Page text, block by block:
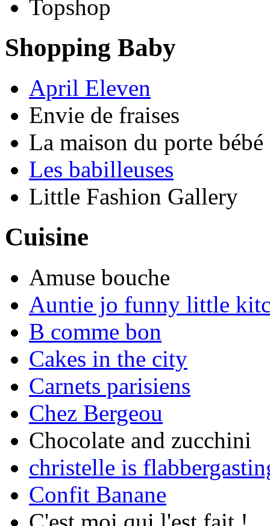
Topshop
Shopping Baby
April Eleven
Envie de fraises
La maison du porte bébé
Les babilleuses
Little Fashion Gallery
Cuisine
Amuse bouche
Auntie jo funny little
B comme bon
Cakes in the city
Carnets parisiens
Chez Bergeou
Chocolate and zucchini
christelle is
Confit Banane